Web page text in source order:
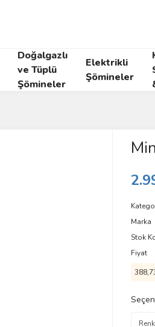
Doğalgazlı
ve Tüplü
Şömineler
Elektrikli
Şömineler
Marka
Stok
Fiyat